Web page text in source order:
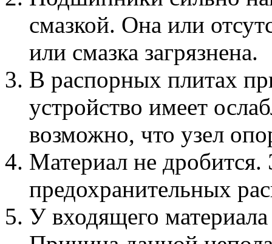
смазкой. Она или
или смазка загрязнена.
В распорных плитах
устройство имеет
возможно, что узел
Материал не дробится.
предохранительных
У входящего